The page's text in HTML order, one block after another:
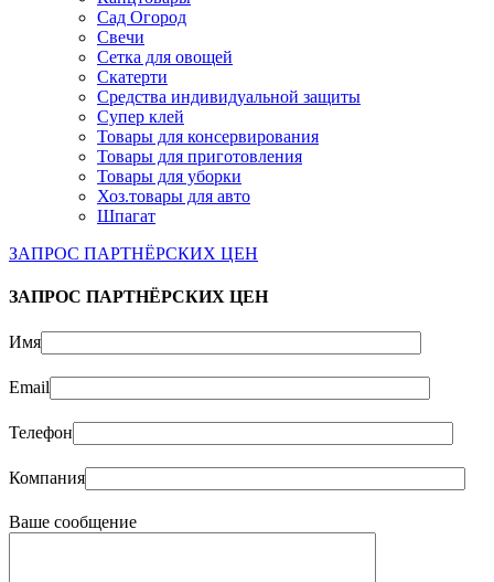
Сад Огород
Свечи
Сетка для овощей
Скатерти
Средства индивидуальной защиты
Супер клей
Товары для консервирования
Товары для приготовления
Товары для уборки
Хоз.товары для авто
Шпагат
ЗАПРОС ПАРТНЁРСКИХ ЦЕН
ЗАПРОС ПАРТНЁРСКИХ ЦЕН
Имя
Email
Телефон
Компания
Ваше сообщение